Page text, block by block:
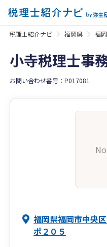
税理士紹介ナビ 福岡県 福
小寺税理士事
お問い合わせ番号：P017081
福岡県福岡市中央
ポ２０５